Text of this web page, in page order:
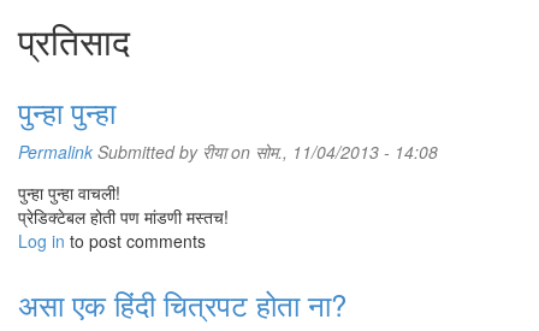
प्रतिसाद
पुन्हा पुन्हा
Permalink Submitted by रीयाon सोम., 11/04/2013 - 14:08
पुन्हा पुन्हा वाचली!
प्रेडिक्टेबल होती पण मांडणी मस्तच!
Log in to post comments
असा एक हिंदी चित्रपट होता ना?